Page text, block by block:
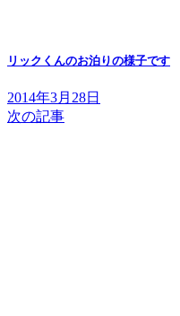
リックくんのお泊りの様子です
2014年3月28日
次の記事